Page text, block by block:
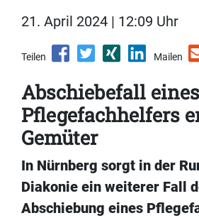
21. April 2024 | 12:09 Uhr
Teilen Mailen
Abschiebefall eines
Pflegefachhelfers
Gemüter
In Nürnberg sorgt in der
Diakonie ein weiterer Fall
Abschiebung eines